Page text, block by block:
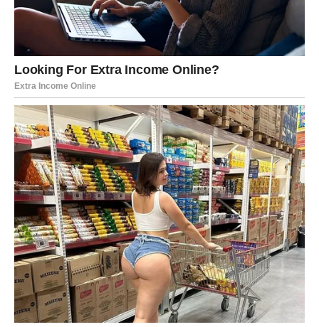
razuma
Pred vama su veoma važni trenuci.
VAGA
Vage očekuje period romantike i lijepih iznenađenja.